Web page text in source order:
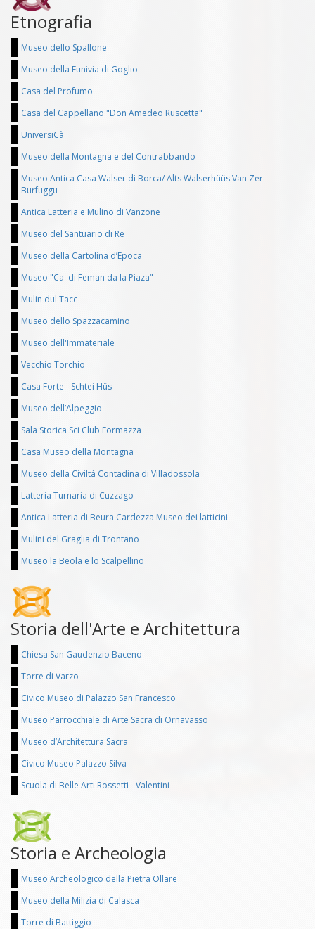
Etnografia
Museo dello Spallone
Museo della Funivia di Goglio
Casa del Profumo
Casa del Cappellano "Don Amedeo Ruscetta"
UniversiCà
Museo della Montagna e del Contrabbando
Museo Antica Casa Walser di Borca/ Alts Walserhüüs Van Zer
Burfuggu
Antica Latteria e Mulino di Vanzone
Museo del Santuario di Re
Museo della Cartolina d’Epoca
Museo "Ca' di Feman da la Piaza"
Mulin dul Tacc
Museo dello Spazzacamino
Museo dell'Immateriale
Vecchio Torchio
Casa Forte - Schtei Hüs
Museo dell’Alpeggio
Sala Storica Sci Club Formazza
Casa Museo della Montagna
Museo della Civiltà Contadina di Villadossola
Latteria Turnaria di Cuzzago
Antica Latteria di Beura Cardezza Museo dei latticini
Mulini del Graglia di Trontano
Museo la Beola e lo Scalpellino
Storia dell'Arte e Architettura
Chiesa San Gaudenzio Baceno
Torre di Varzo
Civico Museo di Palazzo San Francesco
Museo Parrocchiale di Arte Sacra di Ornavasso
Museo d’Architettura Sacra
Civico Museo Palazzo Silva
Scuola di Belle Arti Rossetti - Valentini
Storia e Archeologia
Museo Archeologico della Pietra Ollare
Museo della Milizia di Calasca
Torre di Battiggio